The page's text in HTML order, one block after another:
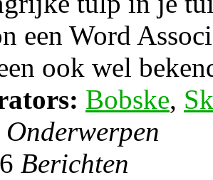
een Word
ook wel
Bobske,
Onderwerpen
Berichten